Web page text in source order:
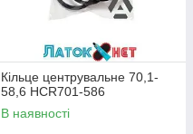
Кільце центрувальне 70,1-
58,6 HCR701-586
В наявності